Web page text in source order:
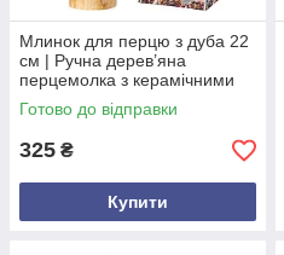
Млинок для перцю з дуба 22
см | Ручна дерев’яна
перцемолка з керамічними
жорнами
Готово до відправки
325 ₴
Купити